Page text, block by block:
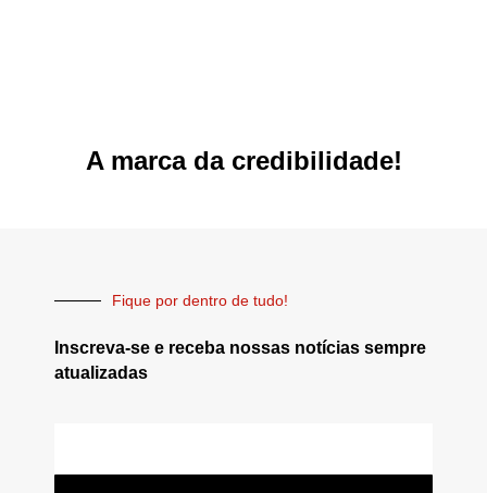
A marca da credibilidade!
Fique por dentro de tudo!
Inscreva-se e receba nossas notícias sempre
atualizadas